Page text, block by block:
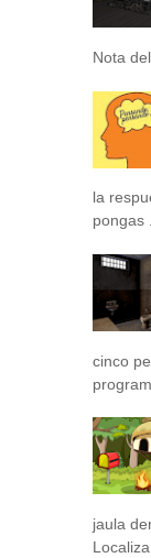
Nota
la
pongas
cinco
jaula